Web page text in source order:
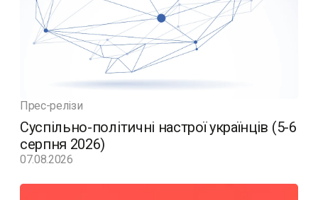
Прес-релізи
Суспільно-політичні настрої українців (5-6
серпня 2026)
07.08.2026